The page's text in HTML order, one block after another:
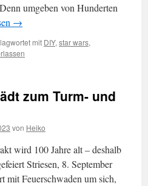
umgeben von Hunderten
→
mit DIY, star wars,
zum Turm- und
von Heiko
wird 100 Jahre alt – deshalb
Striesen, 8. September
mit Feuerschwaden um sich,